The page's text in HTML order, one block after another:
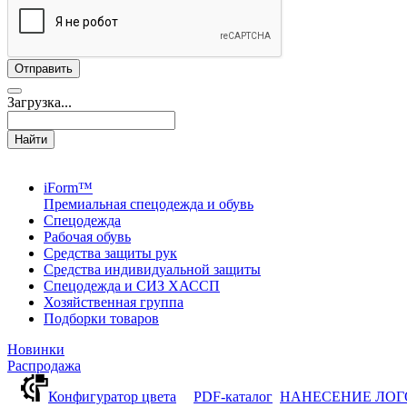
Загрузка...
Найти
iForm™
Премиальная спецодежда и обувь
Спецодежда
Рабочая обувь
Средства защиты рук
Средства индивидуальной защиты
Спецодежда и СИЗ ХАССП
Хозяйственная группа
Подборки товаров
Новинки
Распродажа
Конфигуратор цвета
PDF-каталог НАНЕСЕНИЕ